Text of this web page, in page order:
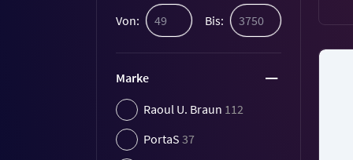
Von: Bis:
Marke
Raoul U. Braun 112
PortaS 37